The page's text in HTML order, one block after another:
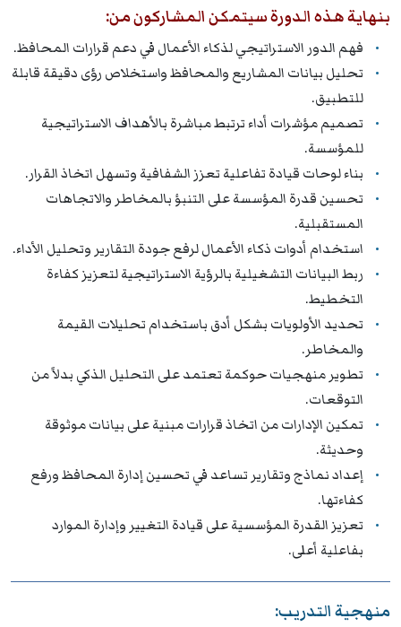
بنهاية هذه الدورة سيتمكن المشاركون من:
فهم الدور الاستراتيجي لذكاء الأعمال في دعم قرارات المحافظ.
تحليل بيانات المشاريع والمحافظ واستخلاص رؤى دقيقة قابلة
للتطبيق.
تصميم مؤشرات أداء ترتبط مباشرة بالأهداف الاستراتيجية
للمؤسسة.
بناء لوحات قيادة تفاعلية تعزز الشفافية وتسهل اتخاذ القرار.
تحسين قدرة المؤسسة على التنبؤ بالمخاطر والاتجاهات
المستقبلية.
استخدام أدوات ذكاء الأعمال لرفع جودة التقارير وتحليل الأداء.
ربط البيانات التشغيلية بالرؤية الاستراتيجية لتعزيز كفاءة
التخطيط.
تحديد الأولويات بشكل أدق باستخدام تحليلات القيمة
والمخاطر.
تطوير منهجيات حوكمة تعتمد على التحليل الذكي بدلاً من
التوقعات.
تمكين الإدارات من اتخاذ قرارات مبنية على بيانات موثوقة
وحديثة.
إعداد نماذج وتقارير تساعد في تحسين إدارة المحافظ ورفع
كفاءتها.
تعزيز القدرة المؤسسية على قيادة التغيير وإدارة الموارد
بفاعلية أعلى.
منهجية التدريب: